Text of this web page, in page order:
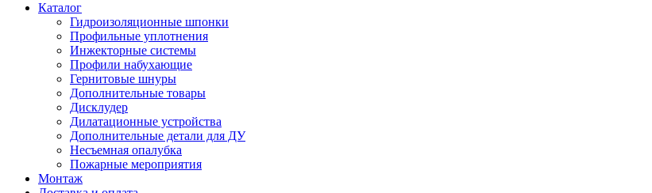
Каталог
Гидроизоляционные шпонки
Профильные уплотнения
Инжекторные системы
Профили набухающие
Гернитовые шнуры
Дополнительные товары
Дисклудер
Дилатационные устройства
Дополнительные детали для ДУ
Несъемная опалубка
Пожарные мероприятия
Монтаж